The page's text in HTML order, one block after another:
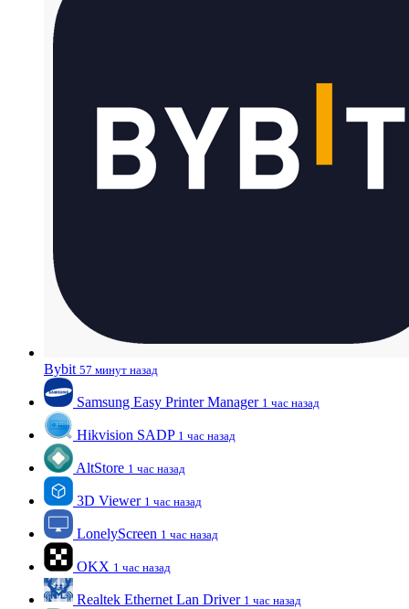
Bybit 57 минут назад
Samsung Easy Printer Manager 1 час назад
Hikvision SADP 1 час назад
AltStore 1 час назад
3D Viewer 1 час назад
LonelyScreen 1 час назад
OKX 1 час назад
Realtek Ethernet Lan Driver 1 час назад